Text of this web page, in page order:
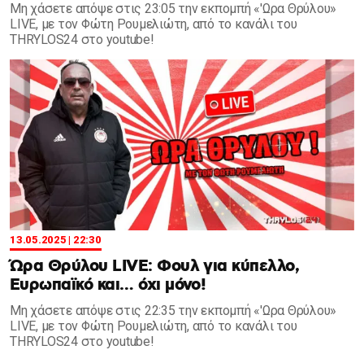
Μη χάσετε απόψε στις 23:05 την εκπομπή «'Ωρα Θρύλου»
LIVE, με τον Φώτη Ρουμελιώτη, από το κανάλι του
THRYLOS24 στο youtube!
13.05.2025 | 22:30
Ώρα Θρύλου LIVE: Φουλ για κύπελλο,
Ευρωπαϊκό και… όχι μόνο!
Μη χάσετε απόψε στις 22:35 την εκπομπή «'Ωρα Θρύλου»
LIVE, με τον Φώτη Ρουμελιώτη, από το κανάλι του
THRYLOS24 στο youtube!